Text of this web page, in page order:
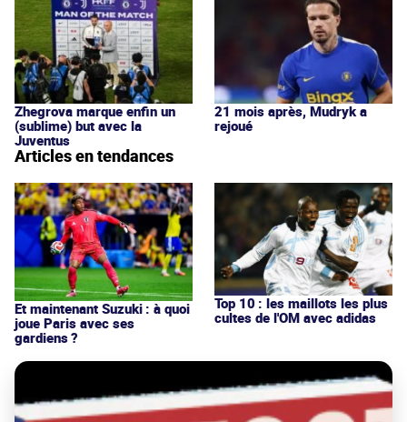
Zhegrova marque enfin un
(sublime) but avec la
Juventus
21 mois après, Mudryk a
rejoué
Articles en tendances
Et maintenant Suzuki : à quoi
joue Paris avec ses
gardiens ?
Top 10 : les maillots les plus
cultes de l'OM avec adidas